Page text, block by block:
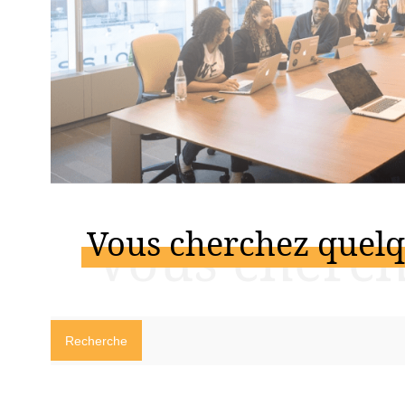
Vous
Vous cherchez
Recherche